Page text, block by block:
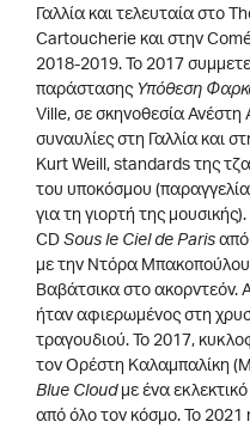
Γαλλία και τελευταία στο
Cartoucherie και στην
2018-2019. Το 2017
παράστασης Υπόθεση
Ville, σε σκηνοθεσία Ανέστη
συναυλίες στη Γαλλία και
Kurt Weill, standards της
του υποκόσμου
για τη γιορτή της
CDSous le Ciel de Parisαπό
με την Ντόρα
Βαβάτσικα στο ακορντεόν.
ήταν αφιερωμένος στη
τραγουδιού. Το 2017,
τον Ορέστη Καλαμπαλίκη
Blue Cloudμε ένα
από όλο τον κόσμο. Το